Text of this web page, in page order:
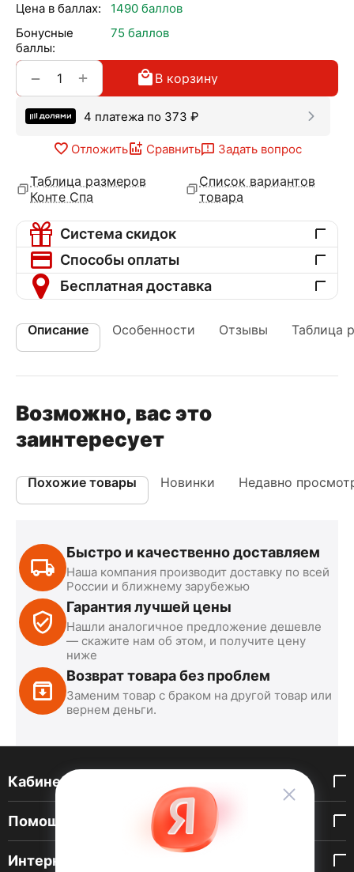
Цена в баллах:
1490 баллов
Бонусные
баллы:
75 баллов
+
− В корзину
4 платежа по 373 ₽
Отложить Сравнить Задать вопрос
Таблица размеров
Конте Спа
Список вариантов
товара
Система скидок
Способы оплаты
Бесплатная доставка
Описание Особенности Отзывы Таблица
Возможно, вас это
заинтересует
Похожие товары Новинки Недавно
Быстро и качественно доставляем
Наша компания производит доставку по всей
России и ближнему зарубежью
Гарантия лучшей цены
Нашли аналогичное предложение дешевле
— скажите нам об этом, и получите цену
ниже
Возврат товара без проблем
Заменим товар с браком на другой товар или
вернем деньги.
Кабинет покупателя
Помощь покупателю
Интернет-магазин